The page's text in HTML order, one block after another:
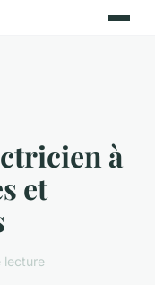
à
et
lecture